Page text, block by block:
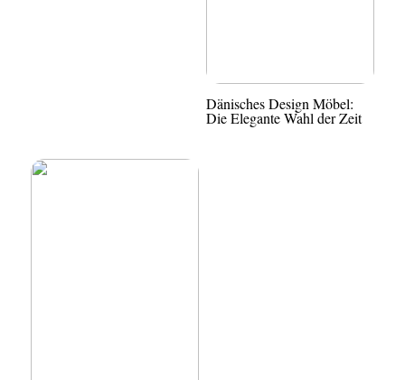
Dänisches Design Möbel:
Die Elegante Wahl der Zeit